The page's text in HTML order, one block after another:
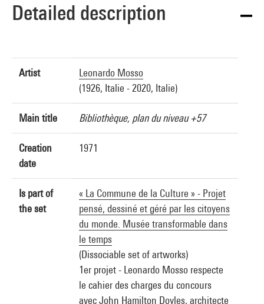
Detailed description
Artist
Leonardo Mosso
(1926, Italie - 2020, Italie)
Main title Bibliothèque, plan du niveau +57
Creation
date
1971
Is part of
the set
« La Commune de la Culture » - Projet
pensé, dessiné et géré par les citoyens
du monde. Musée transformable dans
le temps
(Dissociable set of artworks)
1er projet - Leonardo Mosso respecte
le cahier des charges du concours
avec John Hamilton Doyles, architecte